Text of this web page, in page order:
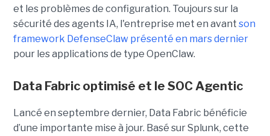
et les problèmes de configuration. Toujours sur la
sécurité des agents IA, l'entreprise met en avant son
framework DefenseClaw présenté en mars dernier
pour les applications de type OpenClaw.
Data Fabric optimisé et le SOC Agentic
Lancé en septembre dernier, Data Fabric bénéficie
d’une importante mise à jour. Basé sur Splunk, cette